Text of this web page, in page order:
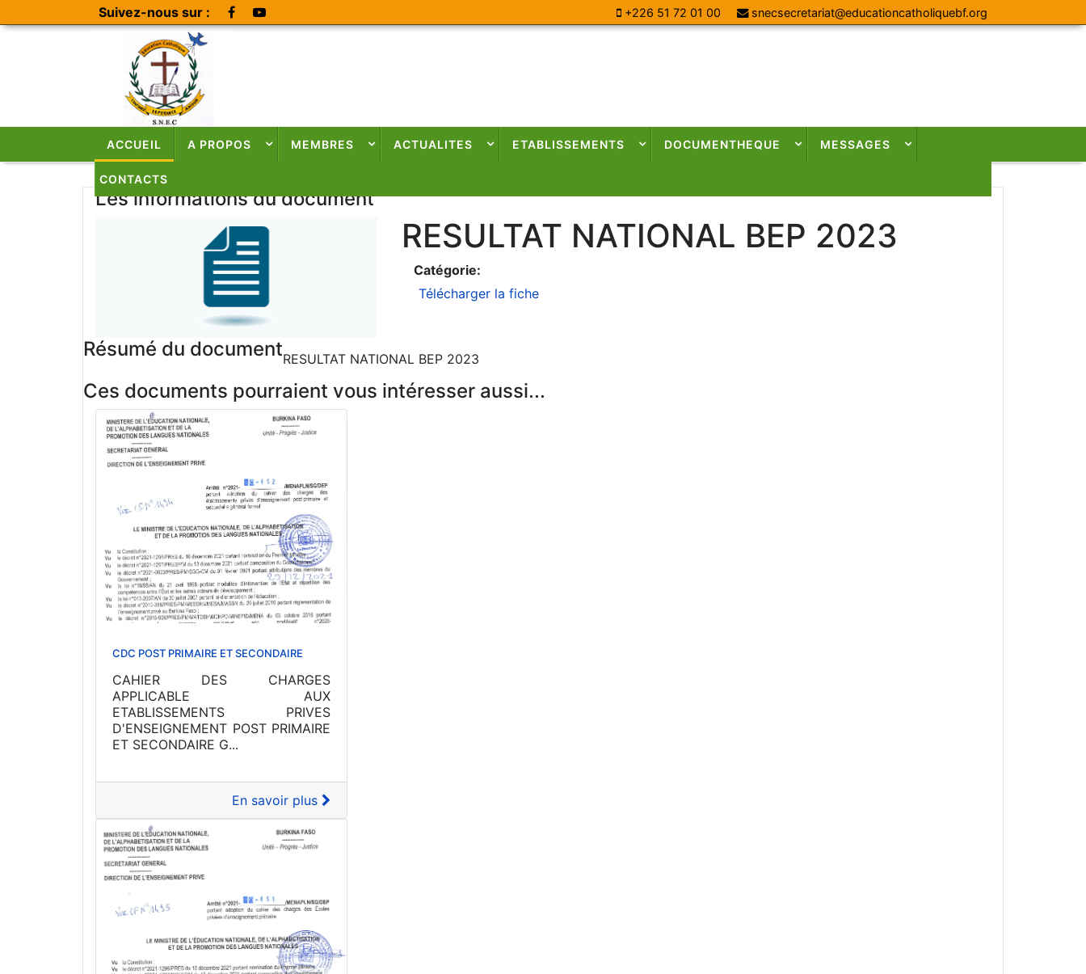
Suivez-nous sur : +226 51 72 01 00 snecsecretariat@educationcatholiquebf.org
ACCUEIL A PROPOS MEMBRES ACTUALITES ETABLISSEMENTS DOCUMENTHEQUE MESSAGES
CONTACTS
Les informations du document
RESULTAT NATIONAL BEP 2023
Catégorie:
Télécharger la fiche
Résumé du documentRESULTAT NATIONAL BEP 2023
Ces documents pourraient vous intéresser aussi...
CDC POST PRIMAIRE ET SECONDAIRE
CAHIER DES CHARGES
APPLICABLE AUX
ETABLISSEMENTS PRIVES
D'ENSEIGNEMENT POST PRIMAIRE
ET SECONDAIRE G...
En savoir plus